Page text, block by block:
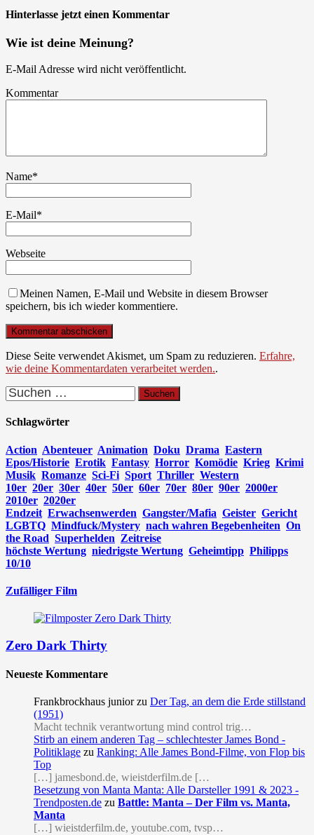
Hinterlasse jetzt einen Kommentar
Wie ist deine Meinung?
E-Mail Adresse wird nicht veröffentlicht.
Kommentar
Name*
E-Mail*
Webseite
Meinen Namen, E-Mail und Website in diesem Browser
speichern, bis ich wieder kommentiere.
Diese Seite verwendet Akismet, um Spam zu reduzieren. Erfahre,
wie deine Kommentardaten verarbeitet werden..
Suchen
nach:
Schlagwörter
Action Abenteuer Animation Doku Drama Eastern
Epos/Historie Erotik Fantasy Horror Komödie Krieg Krimi
Musik Romanze Sci-Fi Sport Thriller Western
10er 20er 30er 40er 50er 60er 70er 80er 90er 2000er
2010er 2020er
Endzeit Erwachsenwerden Gangster/Mafia Geister Gericht
LGBTQ Mindfuck/Mystery nach wahren Begebenheiten On
the Road Superhelden Zeitreise
höchste Wertung niedrigste Wertung Geheimtipp Philipps
10/10
Zufälliger Film
Zero Dark Thirty
Neueste Kommentare
Frankbrockhaus junior zu Der Tag, an dem die Erde stillstand
(1951)
Macht technik verantwortung mind control trig…
Stirb an einem anderen Tag – schlechtester James Bond -
Politiklage zu Ranking: Alle James Bond-Filme, von Flop bis
Top
[…] jamesbond.de, wieistderfilm.de […
Besetzung von Manta Manta: Alle Darsteller 1991 & 2023 -
Trendposten.de zu Battle: Manta – Der Film vs. Manta,
Manta
[…] wieistderfilm.de, youtube.com, tvsp…